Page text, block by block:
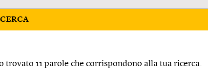
trovato 11 parole che corrispondono alla tua ricerca.